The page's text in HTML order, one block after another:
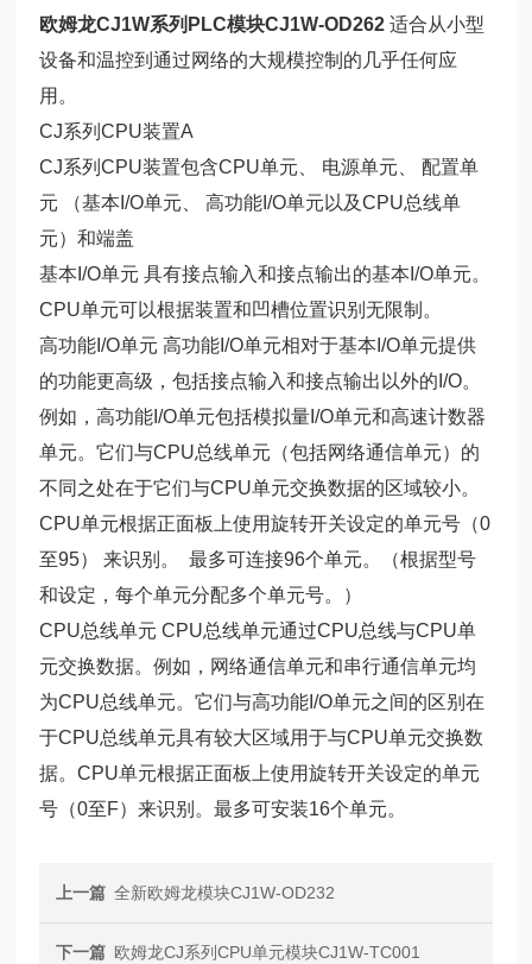
欧姆龙CJ1W系列PLC模块CJ1W-OD262适合从小型
设备和温控到通过网络的大规模控制的几乎任何应
用。
CJ系列CPU装置A
CJ系列CPU装置包含CPU单元、 电源单元、 配置单
元 （基本I/O单元、 高功能I/O单元以及CPU总线单
元）和端盖
基本I/O单元 具有接点输入和接点输出的基本I/O单元。
CPU单元可以根据装置和凹槽位置识别无限制。
高功能I/O单元 高功能I/O单元相对于基本I/O单元提供
的功能更高级，包括接点输入和接点输出以外的I/O。
例如，高功能I/O单元包括模拟量I/O单元和高速计数器
单元。它们与CPU总线单元（包括网络通信单元）的
不同之处在于它们与CPU单元交换数据的区域较小。
CPU单元根据正面板上使用旋转开关设定的单元号（0
至95） 来识别。 最多可连接96个单元。（根据型号
和设定，每个单元分配多个单元号。）
CPU总线单元 CPU总线单元通过CPU总线与CPU单
元交换数据。例如，网络通信单元和串行通信单元均
为CPU总线单元。它们与高功能I/O单元之间的区别在
于CPU总线单元具有较大区域用于与CPU单元交换数
据。CPU单元根据正面板上使用旋转开关设定的单元
号（0至F）来识别。最多可安装16个单元。
上一篇 全新欧姆龙模块CJ1W-OD232
下一篇 欧姆龙CJ系列CPU单元模块CJ1W-TC001